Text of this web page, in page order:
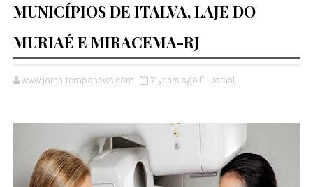
MUNICÍPIOS DE ITALVA, LAJE DO
MURIAÉ E MIRACEMA-RJ
www.jornaltemponews.com 7 years ago Jornal,